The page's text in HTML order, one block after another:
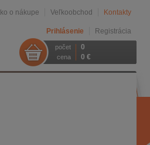
o nákupe Veľkoobchod Kontakty
Prihlásenie Registrácia
počet 0
cena 0 €